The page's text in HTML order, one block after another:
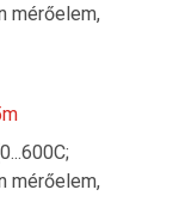
mérőelem,
mérőelem,